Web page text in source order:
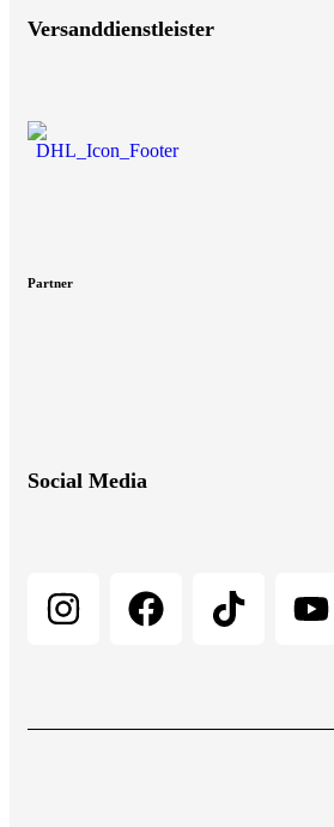
Versanddienstleister
Partner
Social Media